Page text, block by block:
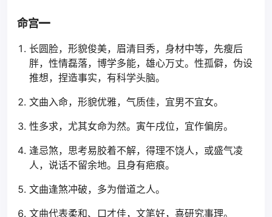
命宫━
长圆脸，形貌俊美，眉清目秀，身材中等，先瘦后
胖，性情磊落，博学多能，雄心万丈。性孤僻，伪设
推想，捏造事实，有科学头脑。
文曲入命，形貌优雅，气质佳，宜男不宜女。
性多求，尤其女命为然。寅午戌位，宜作偏房。
逢忌煞，思考易胶着不解，得理不饶人，或盛气凌
人，说话不留余地。且身有疤痕。
文曲逢煞冲破，多为僧道之人。
文曲代表柔和、口才佳，文笔好，喜研究事理。